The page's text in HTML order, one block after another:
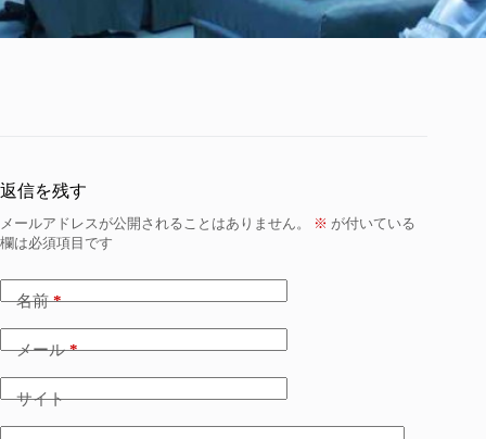
返信を残す
メールアドレスが公開されることはありません。 ※ が付いている
欄は必須項目です
名前*
メール*
サイト